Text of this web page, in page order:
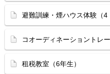
避難訓練・煙ハウス体験（4
コオーディネーショントレ
租税教室（6年生）